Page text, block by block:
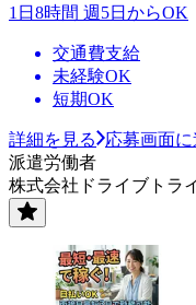
1日8時間 週5日からOK
交通費支給
未経験OK
短期OK
詳細を見る
応募画面に
派遣労働者
株式会社ドライブトラ